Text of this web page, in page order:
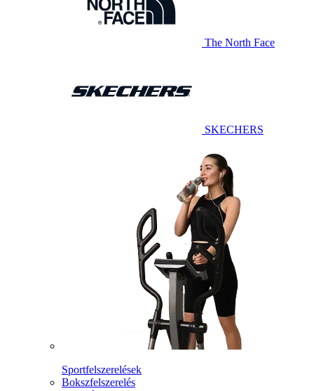
The North Face
SKECHERS
Sportfelszerelések
Bokszfelszerelés